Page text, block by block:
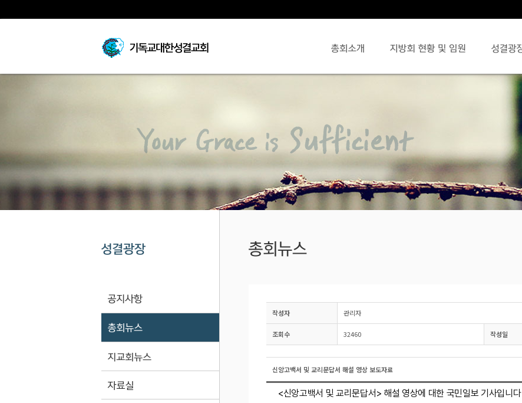
작성자 관리자
조회수 32460 작성일
신앙고백서 및 교리문답서 해설 영상 보도자료
<신앙고백서 및 교리문답서> 해설 영상에 대한 국민일보 기사입니다